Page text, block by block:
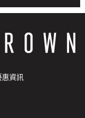
資訊